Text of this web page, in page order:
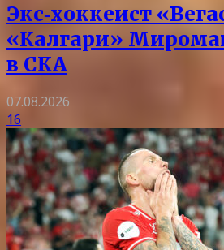
Экс‑хоккеист
«Калгари»
в СКА
07.08.2026
16